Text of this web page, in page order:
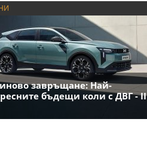
завръщане: Най-
бъдещи коли с ДВГ - II